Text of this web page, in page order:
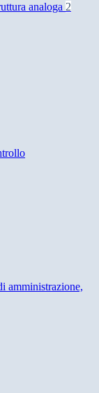
analoga 2
amministrazione,